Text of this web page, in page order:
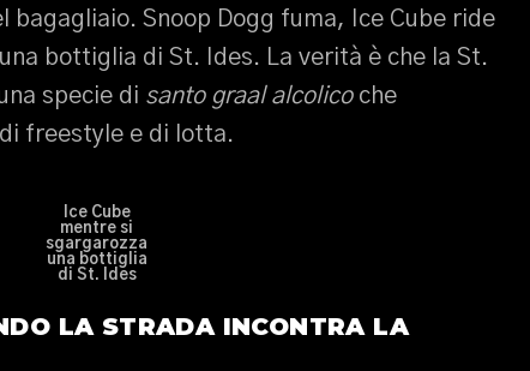
bagagliaio. Snoop Dogg fuma, Ice Cube ride
bottiglia di St. Ides. La verità è che la St.
specie di santo graal alcolicoche
freestyle e di lotta.
Ice Cube
mentre si
sgargarozza
una bottiglia
di St. Ides
LA STRADA INCONTRA LA